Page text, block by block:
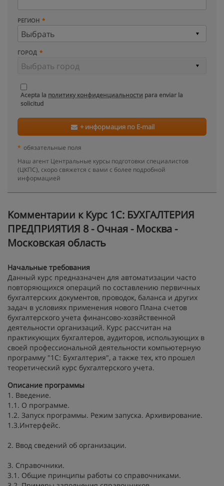
РЕГИОН
ГОРОД
Acepta la политику конфиденциальности para enviar la
solicitud
+ информация по E-mail
* обязательные поля
Наш агент Центральные курсы подготовки специалистов
(ЦКПС), скоро свяжется с вами с более подробной
информацией
Kомментарии к Курс 1С: БУХГАЛТЕРИЯ
ПРЕДПРИЯТИЯ 8 - Очная - Москва -
Московская область
Начальные требования
Данный курс предназначен для автоматизации часто
повторяющихся операций по составлению первичных
бухгалтерских документов, проводок, баланса и других
задач в условиях применения нового Плана счетов
бухгалтерского учета финансово-хозяйственной
деятельности организаций. Курс рассчитан на
практикующих бухгалтеров, аудиторов, использующих в
своей профессиональной деятельности компьютерную
программу "1С: Бухгалтерия", а также тех, кто прошел
теоретический курс бухгалтерского учета.
Описание программы
1. Введение.
1.1. О программе.
1.2. Запуск программы. Режим запуска. Архивирование.
1.3.Интерфейс.
2. Ввод сведений об организации.
3. Справочники.
3.1. Общие принципы работы со справочниками.